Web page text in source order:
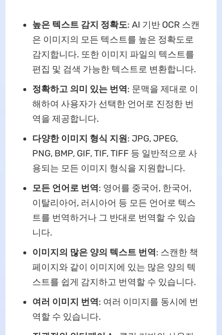
높은 텍스트 감지 정확도: AI 기반 OCR 스캔
은 이미지의 모든 텍스트를 높은 정확도로
감지합니다. 또한 이미지 파일의 텍스트를
편집 및 검색 가능한 텍스트로 변환합니다.
정확하고 의미 있는 번역 : 문맥을 제대로 이
해하여 사용자가 선택한 언어로 진정한 번
역을 제공합니다.
다양한 이미지 형식 지원: JPG, JPEG,
PNG, BMP, GIF, TIF, TIFF 등 일반적으로 사
용되는 모든 이미지 형식을 지원합니다.
모든 언어로 번역 : 영어를 중국어, 한국어,
이탈리아어, 러시아어 등 모든 언어로 텍스
트를 번역하거나 그 반대로 번역할 수 있습
니다.
이미지의 많은 양의 텍스트 번역 : 스캔한 책
페이지와 같이 이미지에 있는 많은 양의 텍
스트를 쉽게 감지하고 번역할 수 있습니다.
여러 이미지 번역 : 여러 이미지를 동시에 번
역할 수 있습니다.